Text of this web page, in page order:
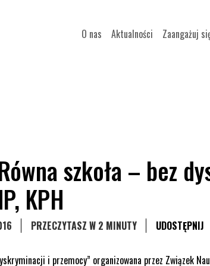
O nas Aktualności Zaangażuj
szkoła – bez
KPH
PRZECZYTASZ W 2 MINUTY UDOSTĘPNIJ
i przemocy” organizowana przez Związek